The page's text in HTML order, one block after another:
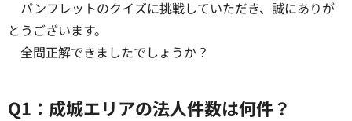
パンフレットのクイズに挑戦していただき、誠にありが
とうございます。
全問正解できましたでしょうか？
Q1：成城エリアの法人件数は何件？